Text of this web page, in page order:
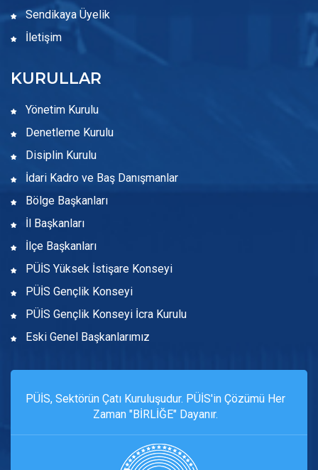
Sendikaya Üyelik
İletişim
KURULLAR
Yönetim Kurulu
Denetleme Kurulu
Disiplin Kurulu
İdari Kadro ve Baş Danışmanlar
Bölge Başkanları
İl Başkanları
İlçe Başkanları
PÜİS Yüksek İstişare Konseyi
PÜİS Gençlik Konseyi
PÜİS Gençlik Konseyi İcra Kurulu
Eski Genel Başkanlarımız
PÜİS, Sektörün Çatı Kuruluşudur. PÜİS'in Çözümü Her
Zaman "BİRLİĞE" Dayanır.